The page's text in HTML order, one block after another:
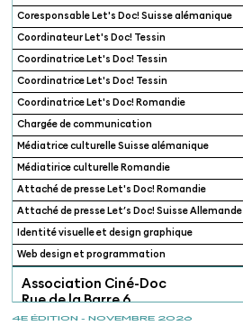
4E ÉDITION - NOVEMBRE 2026
Coresponsable Let's Doc! Suisse alémanique
Coordinateur Let's Doc! Tessin
Coordinatrice Let's Doc! Tessin
Coordinatrice Let's Doc! Tessin
Coordinatrice Let's Doc! Romandie
Chargée de communication
Médiatrice culturelle Suisse alémanique
Médiatirice culturelle Romandie
Attaché de presse Let's Doc! Romandie
Attaché de presse Let’s Doc! Suisse Allemande
Identité visuelle et design graphique
Web design et programmation
Association Ciné-Doc
Rue de la Barre 6
1005 Lausanne